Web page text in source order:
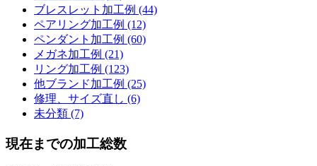
ブレスレット加工例 (44)
ペアリング加工例 (12)
ペンダント加工例 (60)
メガネ加工例 (21)
リング加工例 (123)
他ブランド加工例 (25)
修理、サイズ直し (6)
未分類 (7)
現在までの加工総数